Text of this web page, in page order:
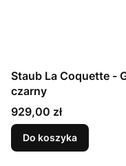
Staub La Coquette - Garnuszek żeliwny owalny 1.7 l,
czarny
Cena
929,00 zł
Do koszyka